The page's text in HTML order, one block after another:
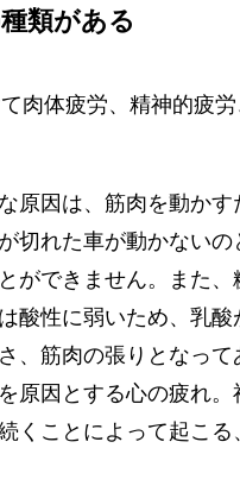
類がある
肉体疲労、精神的疲
原因は、筋肉を動か
切れた車が動かない
ができません。また
酸性に弱いため、乳
、筋肉の張りとなっ
原因とする心の疲れ
くことによって起こる